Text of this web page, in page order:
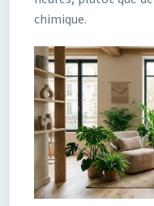
chimique.